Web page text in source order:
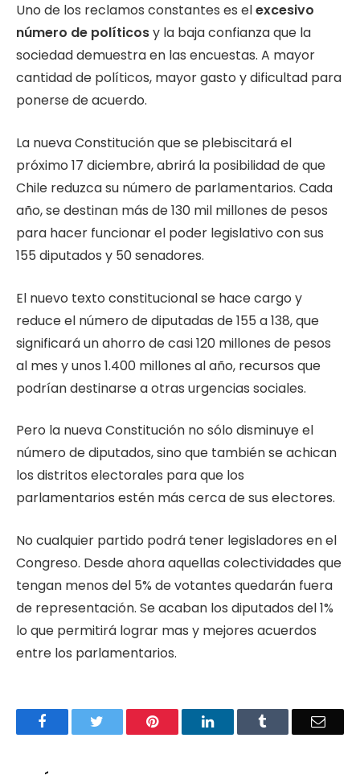
Uno de los reclamos constantes es elexcesivo
número de políticosy la baja confianza que la
sociedad demuestra en las encuestas. A mayor
cantidad de políticos, mayor gasto y dificultad para
ponerse de acuerdo.
La nueva Constitución que se plebiscitará el
próximo 17 diciembre, abrirá la posibilidad de que
Chile reduzca su número de parlamentarios. Cada
año, se destinan más de 130 mil millones de pesos
para hacer funcionar el poder legislativo con sus
155 diputados y 50 senadores.
El nuevo texto constitucional se hace cargo y
reduce el número de diputadas de 155 a 138, que
significará un ahorro de casi 120 millones de pesos
al mes y unos 1.400 millones al año, recursos que
podrían destinarse a otras urgencias sociales.
Pero la nueva Constitución no sólo disminuye el
número de diputados, sino que también se achican
los distritos electorales para que los
parlamentarios estén más cerca de sus electores.
No cualquier partido podrá tener legisladores en el
Congreso. Desde ahora aquellas colectividades que
tengan menos del 5% de votantes quedarán fuera
de representación. Se acaban los diputados del 1%
lo que permitirá lograr mas y mejores acuerdos
entre los parlamentarios.
Facebook Pinterest LinkedIn Email